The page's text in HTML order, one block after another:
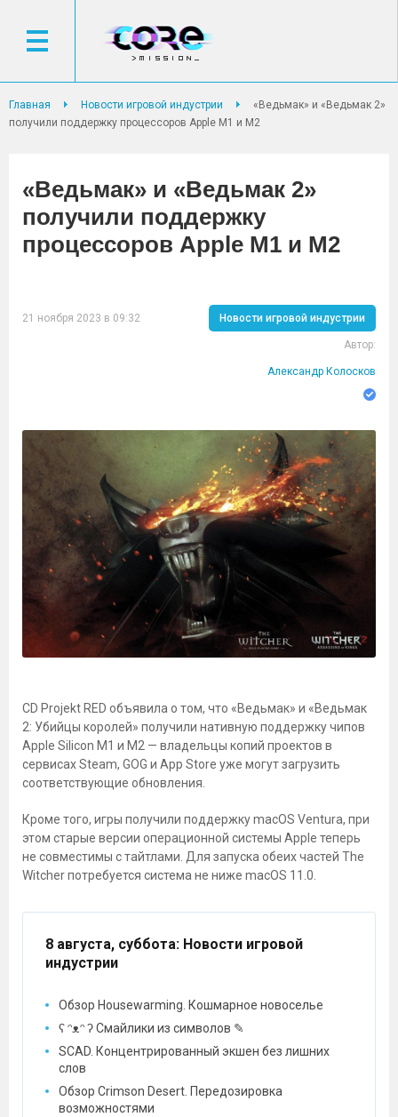
Главная Новости игровой индустрии
«Ведьмак» и «Ведьмак 2»
получили поддержку процессоров Apple M1 и M2
«Ведьмак» и «Ведьмак 2»
получили поддержку
процессоров Apple M1 и M2
21 ноября 2023 в 09:32 Новости игровой индустрии
Автор:
Александр Колосков
CD Projekt RED объявила о том, что «Ведьмак» и «Ведьмак
2: Убийцы королей» получили нативную поддержку чипов
Apple Silicon M1 и M2 — владельцы копий проектов в
сервисах Steam, GOG и App Store уже могут загрузить
соответствующие обновления.
Кроме того, игры получили поддержку macOS Ventura, при
этом старые версии операционной системы Apple теперь
не совместимы с тайтлами. Для запуска обеих частей The
Witcher потребуется система не ниже macOS 11.0.
8 августа, суббота: Новости игровой
индустрии
Обзор Housewarming. Кошмарное новоселье
ʕ ᵔᴥᵔ ʔ Смайлики из символов ✎
SCAD. Концентрированный экшен без лишних
слов
Обзор Crimson Desert. Передозировка
возможностями